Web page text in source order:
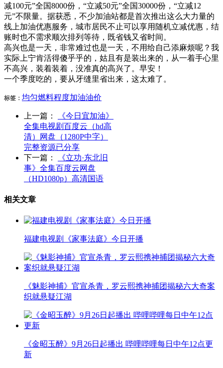
减100元”全国8000份，“立减50元”全国30000份，“立减12
元”不限量。据获悉，不少加油站都是首次推出这么大力量的
线上加油优惠服务，城市居民不止可以享用随机立减优惠，结
账时也不需求顺次排列等待，既省钱又省时间。
高兴也是一天，非常难过也是一天，不用给自己添麻烦呢？我
实际上宁肯活得傻乎乎的，姑且有是装出来的，从一着手心里
不高兴，装着装着，没准真的高兴了。早安！
一个季度吃的，要从牙缝里省出来，这太难了。
标签： 均匀燃料程度加油油价
上一篇：
《今日宜加油》
全集电视剧百度云（hd高
清）网盘（1280P中字）
完整资源已分享
下一篇：
《立功·东北旧
事》全集百度云网盘
（HD1080p）高清国语
相关文章
福建电视剧《家事法庭》今日开播
《魅影神捕》官宣杀青，罗云熙携神捕团揭秘六大奇案
织就悬疑江湖
《金昭玉醉》9月26日起播出 哔哩哔哩每日中午12点更
新